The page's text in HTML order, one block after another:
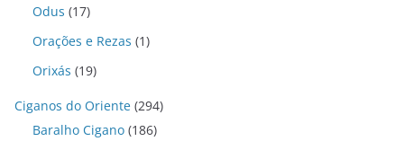
Odus (17)
Orações e Rezas (1)
Orixás (19)
Ciganos do Oriente (294)
Baralho Cigano (186)